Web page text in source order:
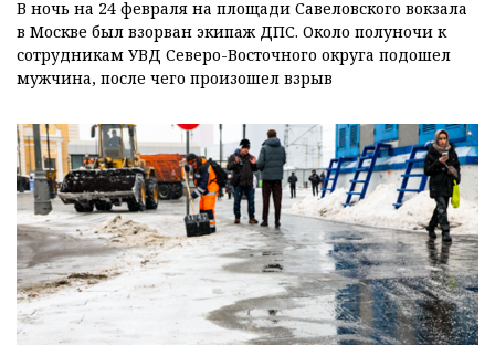
В ночь на 24 февраля на площади Савеловского вокзала
в Москве был взорван экипаж ДПС. Около полуночи к
сотрудникам УВД Северо-Восточного округа подошел
мужчина, после чего произошел взрыв